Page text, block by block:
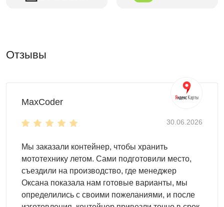
Благодаря удобно расположенной торцевой двери
высота в коньке - 2,45 м
Для монтажа контейнеров SKOGGY не требуется
подготовка фундамента, достаточно установить
фундаментные блоки. Ниже представлена схема
расстановки:
Отзывы
MaxCoder
30.06.2026
Мы заказали контейнер, чтобы хранить
мототехнику летом. Сами подготовили место,
съездили на производство, где менеджер
Оксана показала нам готовые варианты, мы
определились с своими пожеланиями, и после